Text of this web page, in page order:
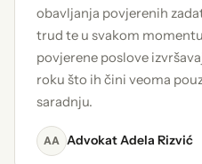
obavljanja povjerenih
trud te u svakom
povjerene poslove
roku što ih čini veoma
saradnju.
AA Advokat Adela Rizvić